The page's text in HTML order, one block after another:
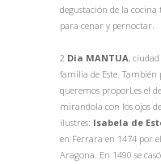
degustación de la cocina
para cenar y pernoctar.
2 Dia MANTUA,
familia de Este.
queremos proporLes el
mirandola con los ojos
ilustres: Isabela de
en Ferrara en 1474 por
Aragona. En 1490 se